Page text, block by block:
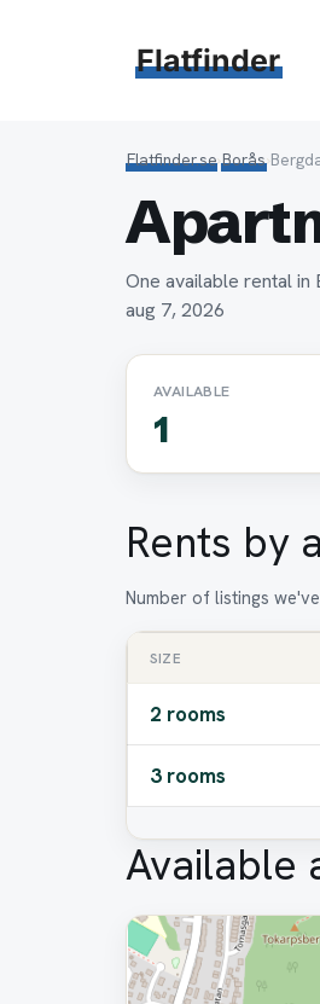
Flatfinder
Flatfinder.se›Borås›
One available rental in
aug 7, 2026
AVAILABLE
1
Rents by
Number of listings
SIZE
2 rooms
3 rooms
Available